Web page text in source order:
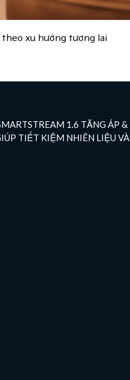
xu hướng tương lai
1.6 TĂNG ÁP &
TIẾT KIỆM NHIÊN LIỆU VÀ